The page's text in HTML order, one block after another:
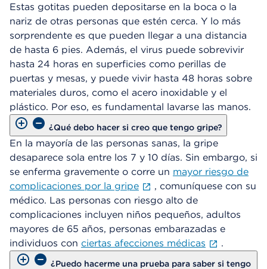
Estas gotitas pueden depositarse en la boca o la
nariz de otras personas que estén cerca. Y lo más
sorprendente es que pueden llegar a una distancia
de hasta 6 pies. Además, el virus puede sobrevivir
hasta 24 horas en superficies como perillas de
puertas y mesas, y puede vivir hasta 48 horas sobre
materiales duros, como el acero inoxidable y el
plástico. Por eso, es fundamental lavarse las manos.
¿Qué debo hacer si creo que tengo gripe?
En la mayoría de las personas sanas, la gripe
desaparece sola entre los 7 y 10 días. Sin embargo, si
se enferma gravemente o corre un mayor riesgo de
complicaciones por la gripe
, comuníquese con su
médico. Las personas con riesgo alto de
complicaciones incluyen niños pequeños, adultos
mayores de 65 años, personas embarazadas e
individuos con ciertas afecciones médicas .
¿Puedo hacerme una prueba para saber si tengo